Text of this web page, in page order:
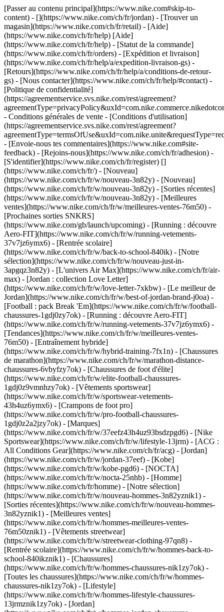
[Passer au contenu principal](https://www.nike.com#skip-to-
content) - [](https://www.nike.com/ch/fr/jordan) - [Trouver un
magasin](https://www.nike.com/ch/fr/retail) - [Aide]
(https://www.nike.com/ch/fr/help) [Aide]
(https://www.nike.com/ch/fr/help) - [Statut de la commande]
(https://www.nike.com/ch/fr/orders) - [Expédition et livraison]
(https://www.nike.com/ch/fr/help/a/expedition-livraison-gs) -
[Retours](https://www.nike.com/ch/fr/help/a/conditions-de-retour-
gs) - [Nous contacter](https://www.nike.com/ch/fr/help/#contact) -
[Politique de confidentialité]
(https://agreementservice.svs.nike.com/rest/agreement?
- Conditions générales de vente - [Conditions d'utilisation]
(https://agreementservice.svs.nike.com/rest/agreement?
- [Envoie-nous tes commentaires](https://www.nike.com#site-
feedback) - [Rejoins-nous](https://www.nike.com/ch/fr/adhesion) -
[S'identifier](https://www.nike.com/ch/fr/register) []
(https://www.nike.com/ch/fr/) - [Nouveau]
(https://www.nike.com/ch/fr/w/nouveau-3n82y) - [Nouveau]
(https://www.nike.com/ch/fr/w/nouveau-3n82y) - [Sorties récentes]
(https://www.nike.com/ch/fr/w/nouveau-3n82y) - [Meilleures
ventes](https://www.nike.com/ch/fr/w/meilleures-ventes-76m50) -
[Prochaines sorties SNKRS]
(https://www.nike.com/gb/launch/upcoming) - [Running : découvre
Aero-FIT](https://www.nike.com/ch/fr/w/running-vetements-
37v7jz6ymx6) - [Rentrée scolaire]
(https://www.nike.com/ch/fr/w/back-to-school-840ik) - [Notre
sélection](https://www.nike.com/ch/fr/w/nouveau-just-in-
3apgqz3n82y) - [L'univers Air Max](https://www.nike.com/ch/fr/air-
max) - [Jordan : collection Love Letter]
(https://www.nike.com/ch/fr/w/love-letter-7xkbw) - [Le meilleur de
Jordan](https://www.nike.com/ch/fr/w/best-of-jordan-brand-j0oa) -
[Football : pack Break 'Em](https://www.nike.com/ch/fr/w/football-
chaussures-1gdj0zy7ok) - [Running : découvre Aero-FIT]
(https://www.nike.com/ch/fr/w/running-vetements-37v7jz6ymx6) -
[Tendances](https://www.nike.com/ch/fr/w/meilleures-ventes-
76m50) - [Entraînement hybride]
(https://www.nike.com/ch/fr/w/hybrid-training-7fx1n) - [Chaussures
de marathon](https://www.nike.com/ch/fr/w/marathon-distance-
chaussures-6vbyfzy7ok) - [Chaussures de foot d'élite]
(https://www.nike.com/ch/fr/w/elite-football-chaussures-
1gdj0z9vmnhzy7ok) - [Vêtements sportswear]
(https://www.nike.com/ch/fr/w/sportswear-vetements-
43h4uz6ymx6) - [Crampons de foot pro]
(https://www.nike.com/ch/fr/w/pro-football-chaussures-
1gdj0z2a2jzy7ok) - [Marques]
(https://www.nike.com/ch/fr/w/37eefz43h4uz93bsdzpgd6) - [Nike
Sportswear](https://www.nike.com/ch/fr/w/lifestyle-13jrm) - [ACG :
All Conditions Gear](https://www.nike.com/ch/fr/acg) - [Jordan]
(https://www.nike.com/ch/fr/w/jordan-37eef) - [Kobe]
(https://www.nike.com/ch/fr/w/kobe-pgd6) - [NOCTA]
(https://www.nike.com/ch/fr/w/nocta-25nhb) - [Homme]
(https://www.nike.com/ch/fr/homme) - [Notre sélection]
(https://www.nike.com/ch/fr/w/nouveau-hommes-3n82yznik1) -
[Sorties récentes](https://www.nike.com/ch/fr/w/nouveau-hommes-
3n82yznik1) - [Meilleures ventes]
(https://www.nike.com/ch/fr/w/hommes-meilleures-ventes-
76m50znik1) - [Vêtements streetwear]
(https://www.nike.com/ch/fr/w/streetwear-clothing-97qn8) -
[Rentrée scolaire](https://www.nike.com/ch/fr/w/hommes-back-to-
school-840ikznik1) - [Chaussures]
(https://www.nike.com/ch/fr/w/hommes-chaussures-nik1zy7ok) -
[Toutes les chaussures](https://www.nike.com/ch/fr/w/hommes-
chaussures-nik1zy7ok) - [Lifestyle]
(https://www.nike.com/ch/fr/w/hommes-lifestyle-chaussures-
13jrmznik1zy7ok) - [Jordan]